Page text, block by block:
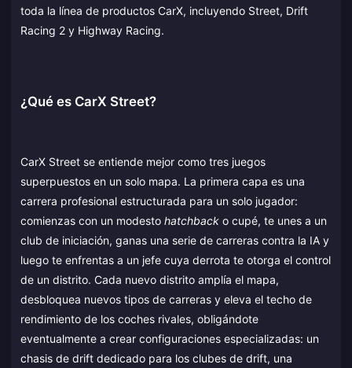
toda la línea de productos CarX, incluyendo Street, Drift
Racing 2 y Highway Racing.
¿Qué es CarX Street?
CarX Street se entiende mejor como tres juegos
superpuestos en un solo mapa. La primera capa es una
carrera profesional estructurada para un solo jugador:
comienzas con un modesto hatchback o cupé, te unes a un
club de iniciación, ganas una serie de carreras contra la IA y
luego te enfrentas a un jefe cuya derrota te otorga el control
de un distrito. Cada nuevo distrito amplía el mapa,
desbloquea nuevos tipos de carreras y eleva el techo de
rendimiento de los coches rivales, obligándote
eventualmente a crear configuraciones especializadas: un
chasis de drift dedicado para los clubes de drift, una